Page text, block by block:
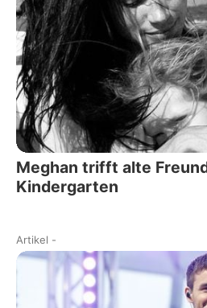
Meghan trifft alte
Kindergarten
Artikel -